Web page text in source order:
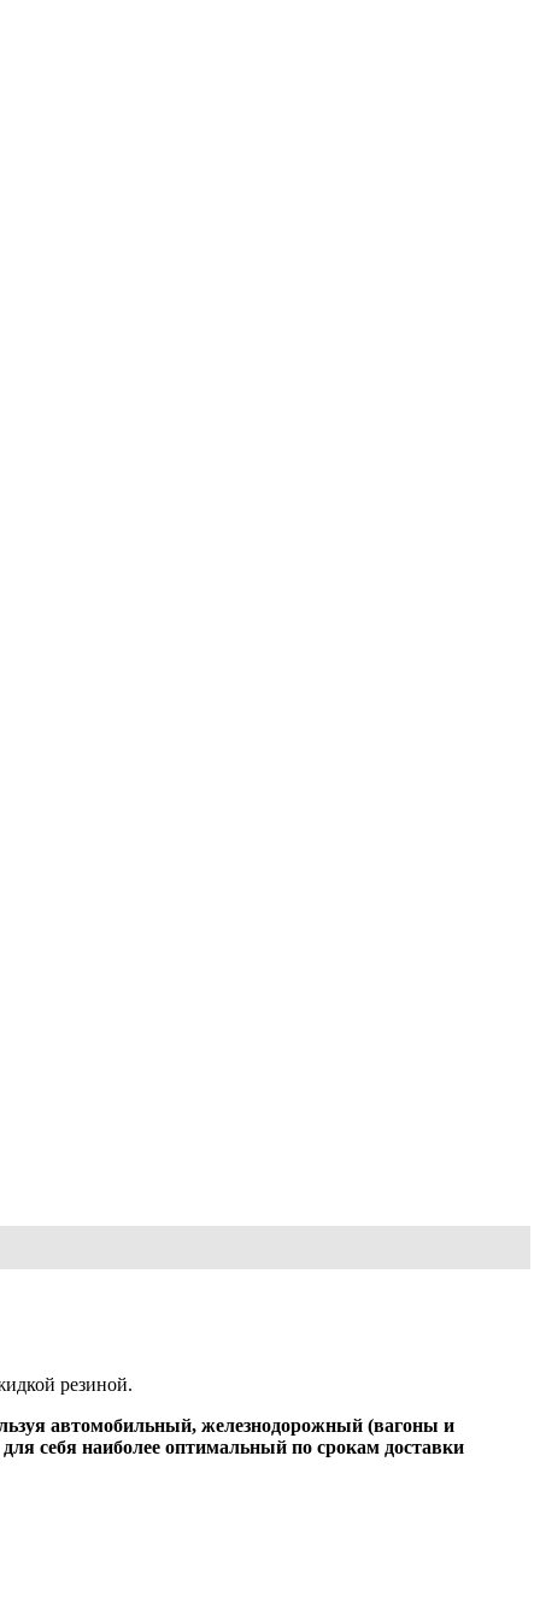
резиной.
автомобильный, железнодорожный (вагоны и
себя наиболее оптимальный по срокам доставки